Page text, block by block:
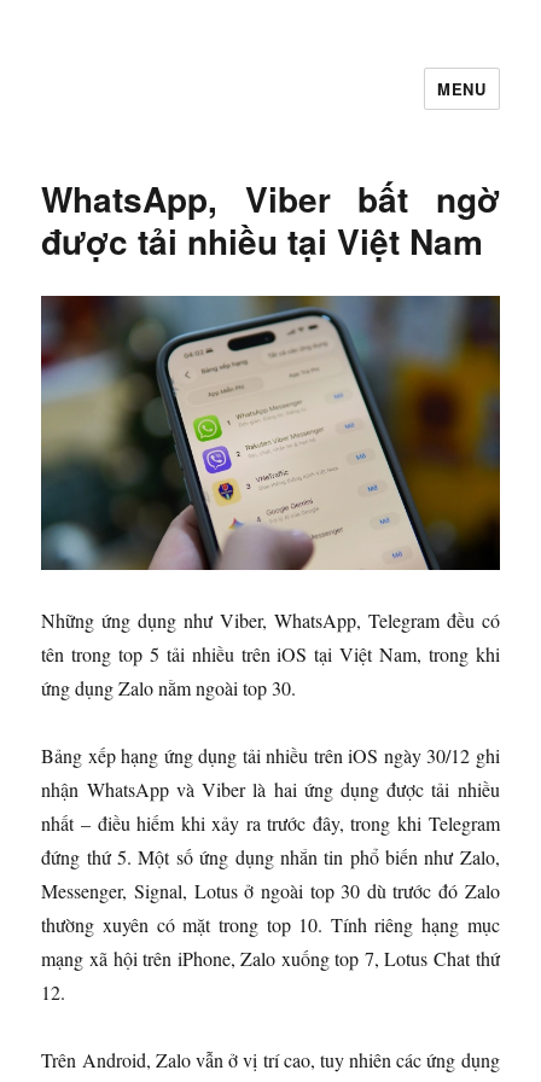
MENU
WhatsApp, Viber bất ngờ
được tải nhiều tại Việt Nam
Những ứng dụng như Viber, WhatsApp, Telegram đều có
tên trong top 5 tải nhiều trên iOS tại Việt Nam, trong khi
ứng dụng Zalo nằm ngoài top 30.
Bảng xếp hạng ứng dụng tải nhiều trên iOS ngày 30/12 ghi
nhận WhatsApp và Viber là hai ứng dụng được tải nhiều
nhất – điều hiếm khi xảy ra trước đây, trong khi Telegram
đứng thứ 5. Một số ứng dụng nhắn tin phổ biến như Zalo,
Messenger, Signal, Lotus ở ngoài top 30 dù trước đó Zalo
thường xuyên có mặt trong top 10. Tính riêng hạng mục
mạng xã hội trên iPhone, Zalo xuống top 7, Lotus Chat thứ
12.
Trên Android, Zalo vẫn ở vị trí cao, tuy nhiên các ứng dụng